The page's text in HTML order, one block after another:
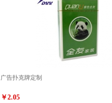
广告扑克牌定制
￥2.05